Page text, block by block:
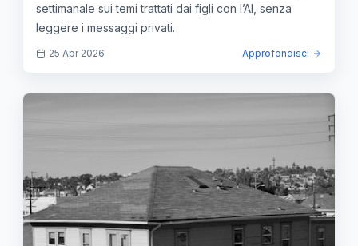
settimanale sui temi trattati dai figli con l’AI, senza
leggere i messaggi privati.
25 Apr 2026 Approfondisci